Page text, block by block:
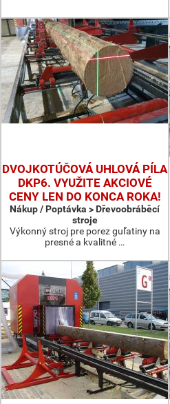
DVOJKOTÚČOVÁ UHLOVÁ PÍLA
DKP6. VYUŽITE AKCIOVÉ
CENY LEN DO KONCA ROKA!
Nákup / Poptávka > Dřevoobráběcí
stroje
Výkonný stroj pre porez guľatiny na
presné a kvalitné …